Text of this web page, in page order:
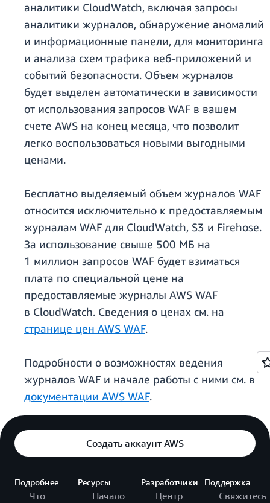
аналитики CloudWatch, включая запросы
аналитики журналов, обнаружение аномалий
и информационные панели, для мониторинга
и анализа схем трафика веб-приложений и
событий безопасности. Объем журналов
будет выделен автоматически в зависимости
от использования запросов WAF в вашем
счете AWS на конец месяца, что позволит
легко воспользоваться новыми выгодными
ценами.
Бесплатно выделяемый объем журналов WAF
относится исключительно к предоставляемым
журналам WAF для CloudWatch, S3 и Firehose.
За использование свыше 500 МБ на
1 миллион запросов WAF будет взиматься
плата по специальной цене на
предоставляемые журналы AWS WAF
в CloudWatch. Сведения о ценах см. на
странице цен AWS WAF.
Подробности о возможностях ведения
журналов WAF и начале работы с ними см. в
документации AWS WAF.
Создать аккаунт AWS
Подробнее
Что
Ресурсы
Начало
Разработчики
Центр
Поддержка
Свяжитесь